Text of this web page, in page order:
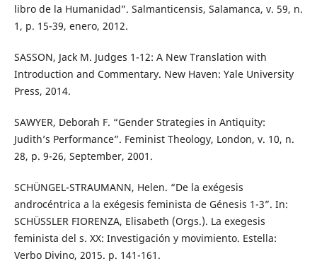
libro de la Humanidad”. Salmanticensis, Salamanca, v. 59, n.
1, p. 15-39, enero, 2012.
SASSON, Jack M. Judges 1-12: A New Translation with
Introduction and Commentary. New Haven: Yale University
Press, 2014.
SAWYER, Deborah F. “Gender Strategies in Antiquity:
Judith’s Performance”. Feminist Theology, London, v. 10, n.
28, p. 9-26, September, 2001.
SCHÜNGEL-STRAUMANN, Helen. “De la exégesis
androcéntrica a la exégesis feminista de Génesis 1-3”. In:
SCHÜSSLER FIORENZA, Elisabeth (Orgs.). La exegesis
feminista del s. XX: Investigación y movimiento. Estella:
Verbo Divino, 2015. p. 141-161.